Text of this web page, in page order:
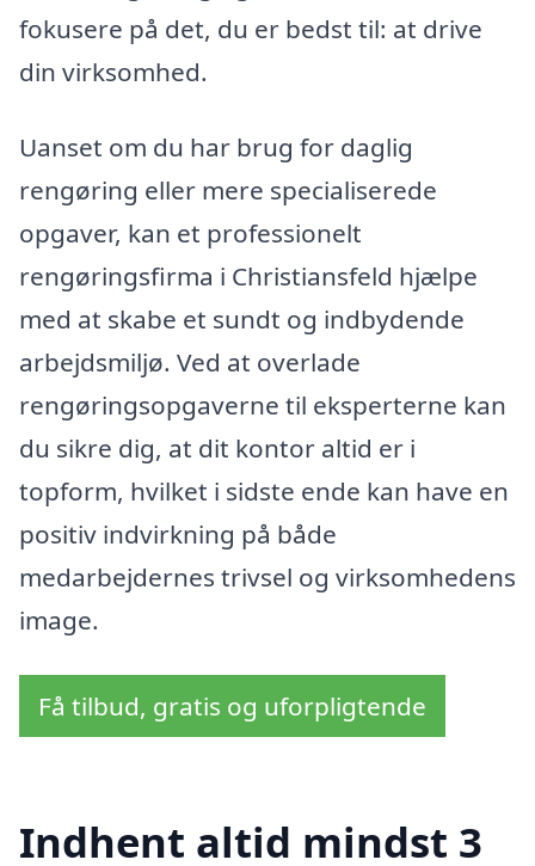
fokusere på det, du er bedst til: at drive
din virksomhed.
Uanset om du har brug for daglig
rengøring eller mere specialiserede
opgaver, kan et professionelt
rengøringsfirma i Christiansfeld hjælpe
med at skabe et sundt og indbydende
arbejdsmiljø. Ved at overlade
rengøringsopgaverne til eksperterne kan
du sikre dig, at dit kontor altid er i
topform, hvilket i sidste ende kan have en
positiv indvirkning på både
medarbejdernes trivsel og virksomhedens
image.
Få tilbud, gratis og uforpligtende
Indhent altid mindst 3